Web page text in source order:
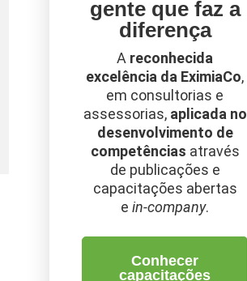
gente que faz a
diferença
A reconhecida
excelência da EximiaCo,
em consultorias e
assessorias, aplicada no
desenvolvimento de
competências através
de publicações e
capacitações abertas
e in-company.
Conhecer
capacitações